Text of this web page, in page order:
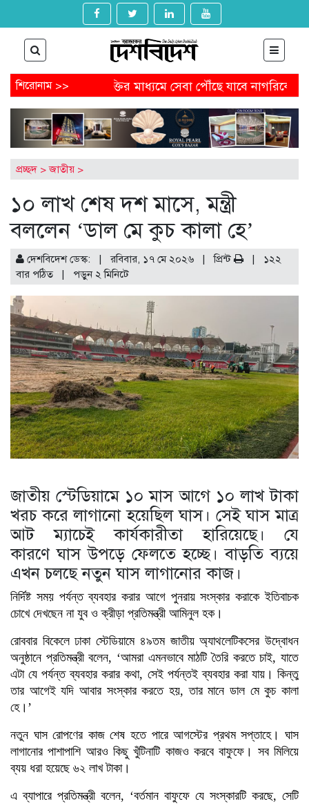
শিরোনাম >>প্রযুক্তির মাধ্যমে সেবা পৌঁছে যাবে নাগরিকের কাছে
আবেদন করবেন যেভাবে
অষ্টগ্রামে বিএনপির নির্বাচনি
থেকে অনাকাঙ্ক্ষিত পোস্ট
আগামীকাল থেকে ৯ মাসের জন্য
মামলায় জিয়াউল আহসানের বিচার শুরু
প্রচ্ছদ >জাতীয় >
১০ লাখ শেষ দশ মাসে, মন্ত্রী
বললেন ‘ডাল মে কুচ কালা হে’
দেশবিদেশ ডেস্ক: | রবিবার, ১৭ মে ২০২৬ |প্রিন্ট
১২২
বার পঠিত
| পড়ুন ২ মিনিটে
জাতীয় স্টেডিয়ামে ১০ মাস আগে ১০ লাখ টাকা
খরচ করে লাগানো হয়েছিল ঘাস। সেই ঘাস মাত্র
আট ম্যাচেই কার্যকারীতা হারিয়েছে। যে
কারণে ঘাস উপড়ে ফেলতে হচ্ছে। বাড়তি ব্যয়ে
এখন চলছে নতুন ঘাস লাগানোর কাজ।
নির্দিষ্ট সময় পর্যন্ত ব্যবহার করার আগে পুনরায় সংস্কার করাকে ইতিবাচক
চোখে দেখছেন না যুব ও ক্রীড়া প্রতিমন্ত্রী আমিনুল হক।
রোববার বিকেলে ঢাকা স্টেডিয়ামে ৪৯তম জাতীয় অ্যাথলেটিকসের উদ্বোধন
অনুষ্ঠানে প্রতিমন্ত্রী বলেন, ‘আমরা এমনভাবে মাঠটি তৈরি করতে চাই, যাতে
এটা যে পর্যন্ত ব্যবহার করার কথা, সেই পর্যন্তই ব্যবহার করা যায়। কিন্তু
তার আগেই যদি আবার সংস্কার করতে হয়, তার মানে ডাল মে কুচ কালা
হে।’
নতুন ঘাস রোপণের কাজ শেষ হতে পারে আগস্টের প্রথম সপ্তাহে। ঘাস
লাগানোর পাশাপাশি আরও কিছু খুঁটিনাটি কাজও করবে বাফুফে। সব মিলিয়ে
ব্যয় ধরা হয়েছে ৬২ লাখ টাকা।
এ ব্যাপারে প্রতিমন্ত্রী বলেন, ‘বর্তমান বাফুফে যে সংস্কারটি করছে, সেটি